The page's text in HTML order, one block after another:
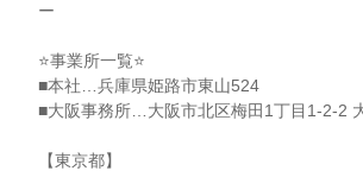
ー
⭐事業所一覧⭐
■本社…兵庫県姫路市東山524
■大阪事務所…大阪市北区梅田1丁目1-2-2
【東京都】